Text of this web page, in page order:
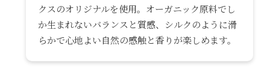
クスのオリジナルを使用。オーガニック原料でし
か生まれないバランスと質感、シルクのように滑
らかで心地よい自然の感触と香りが楽しめます。